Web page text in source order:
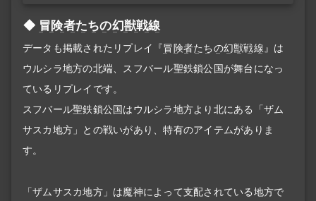
冒険者たちの幻獣戦線
データも掲載されたリプレイ『冒険者たちの幻獣戦線』は
ウルシラ地方の北端、スフバール聖鉄鎖公国が舞台になっ
ているリプレイです。
スフバール聖鉄鎖公国はウルシラ地方より北にある「ザム
サスカ地方」との戦いがあり、特有のアイテムがありま
す。
「ザムサスカ地方」は魔神によって支配されている地方で